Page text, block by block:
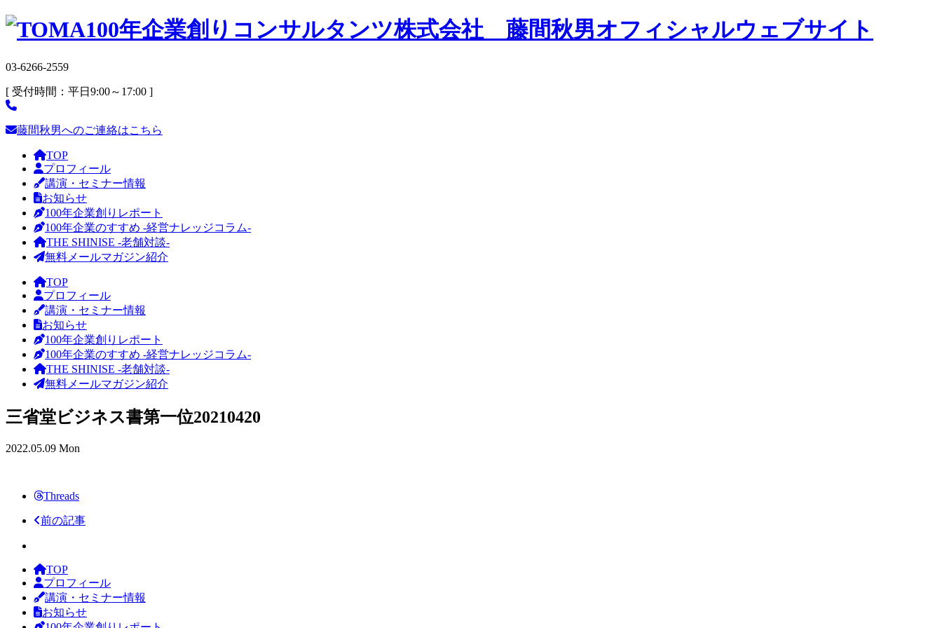
03-6266-2559
[ 受付時間：平日9:00～17:00 ]
藤間秋男へのご連絡はこちら
TOP
プロフィール
講演・セミナー情報
お知らせ
100年企業創りレポート
100年企業のすすめ -経営ナレッジコラム-
THE SHINISE -老舗対談-
無料メールマガジン紹介
TOP
プロフィール
講演・セミナー情報
お知らせ
100年企業創りレポート
100年企業のすすめ -経営ナレッジコラム-
THE SHINISE -老舗対談-
無料メールマガジン紹介
三省堂ビジネス書第一位20210420
2022.05.09 Mon
Threads
前の記事
TOP
プロフィール
講演・セミナー情報
お知らせ